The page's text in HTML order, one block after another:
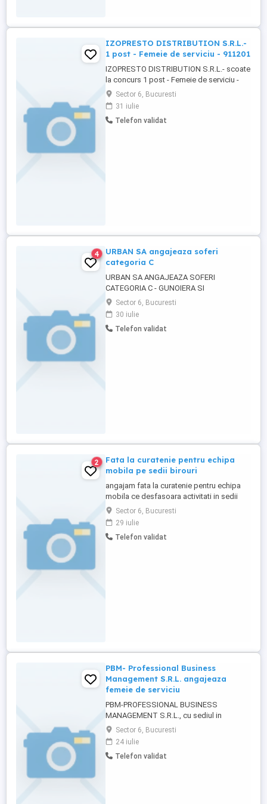
telefonul sau mesajele ...
IZOPRESTO DISTRIBUTION S.R.L.-
1 post - Femeie de serviciu - 911201
IZOPRESTO DISTRIBUTION S.R.L.- scoate
la concurs 1 post - Femeie de serviciu -
911201 Cerinte: cunostinte de limba
engleza, persoana flexibila, dedicata, cu o
mare atentie la detalii si bune abilitati
organizatorice. Cei interesati pot trimite
Sector 6, Bucuresti
31 iulie
Telefon validat
4
URBAN SA angajeaza soferi
categoria C
URBAN SA ANGAJEAZA SOFERI
CATEGORIA C - GUNOIERA SI
BASCULANTA.
Sector 6, Bucuresti
30 iulie
Telefon validat
2
Fata la curatenie pentru echipa
mobila pe sedii birouri
angajam fata la curatenie pentru echipa
mobila ce desfasoara activitati in sedii
birouri. Program 8 ore zi, de luni pana
vineri. Salariu net 3100 lei. Alte detalii si
fisa postului se vor discuta la interviu.
Sector 6, Bucuresti
29 iulie
Telefon validat
PBM- Professional Business
Management S.R.L. angajeaza
femeie de serviciu
PBM-PROFESSIONAL BUSINESS
MANAGEMENT S.R.L., cu sediul in
Bucureşti Sectorul 6, Bulevardul IULIU
MANIU, Nr. 7, CORP C, PARTER, spaţiul B ,
CUI 31318366 angajeaza 1 femeie de
serviciu. Interviul va avea loc in 27 iulie
Sector 6, Bucuresti
24 iulie
Telefon validat